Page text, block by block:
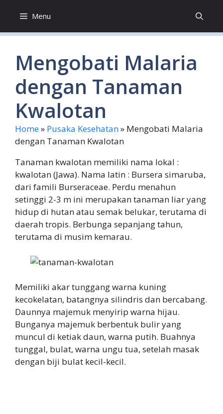
content
Menu
Mengobati Malaria
dengan Tanaman
Kwalotan
Home» Pusaka Kesehatan» Mengobati Malaria
dengan Tanaman Kwalotan
Tanaman kwalotan memiliki nama lokal :
kwalotan (Jawa). Nama latin : Bursera simaruba,
dari famili Burseraceae. Perdu menahun
setinggi 2-3 m ini merupakan tanaman liar yang
hidup di hutan atau semak belukar, terutama di
daerah tropis. Berbunga sepanjang tahun,
terutama di musim kemarau.
Memiliki akar tunggang warna kuning
kecokelatan, batangnya silindris dan bercabang.
Daunnya majemuk menyirip warna hijau.
Bunganya majemuk berbentuk bulir yang
muncul di ketiak daun, warna putih. Buahnya
tunggal, bulat, warna ungu tua, setelah masak
dengan biji bulat kecil-kecil.